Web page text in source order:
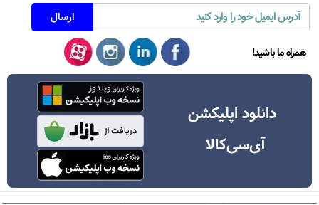
همراه ما باشید!
دانلود اپلیکشن
آی‌سی‌کالا